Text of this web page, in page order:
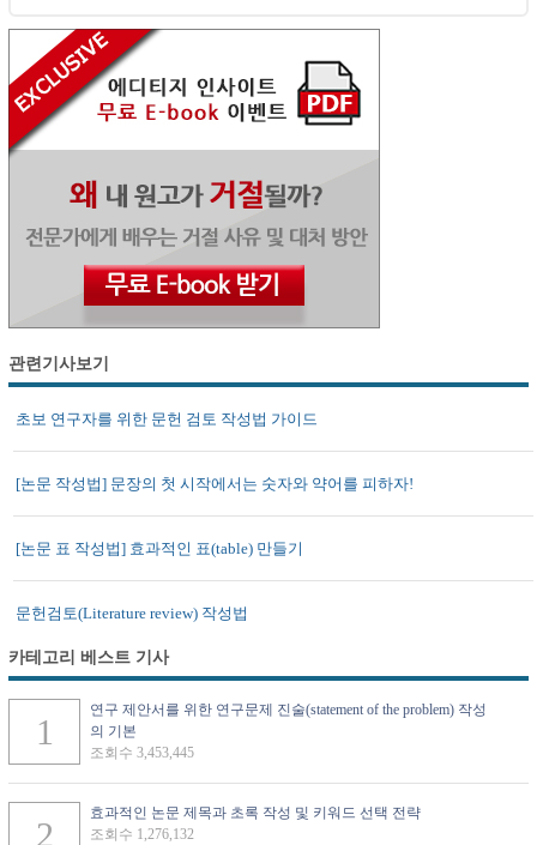
관련기사보기
초보 연구자를 위한 문헌 검토 작성법 가이드
[논문 작성법] 문장의 첫 시작에서는 숫자와 약어를 피하자!
[논문 표 작성법] 효과적인 표(table) 만들기
문헌검토(Literature review) 작성법
카테고리 베스트 기사
연구 제안서를 위한 연구문제 진술(statement of the problem) 작성
의 기본
조회수 3,453,445
효과적인 논문 제목과 초록 작성 및 키워드 선택 전략
조회수 1,276,132